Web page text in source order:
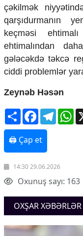
çəkilmək
qarşıdurmanın
keçməsi
ehtimalından
gələcəkdə təkcə
ciddi problemlər
Zeynəb Həsən
ShareFacebook
🖨 Çap et
14:30 29.06.2026
Oxunuş sayı: 163
OXŞAR XƏBƏRLƏR